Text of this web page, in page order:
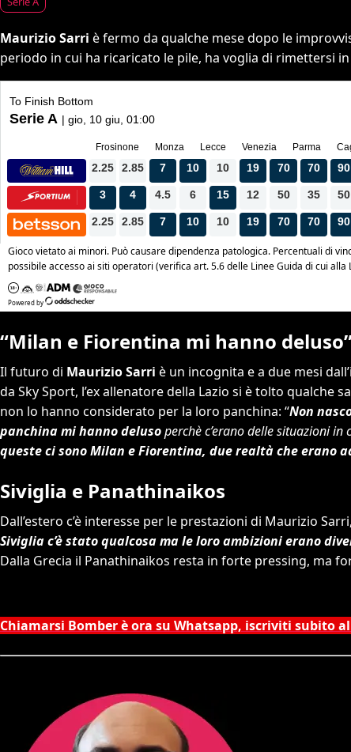
Maurizio Sarri è fermo da qualche mese dopo le
periodo in cui ha ricaricato le pile, ha voglia di rimettersi
“Milan e Fiorentina mi hanno
Il futuro di Maurizio Sarri è un incognita e a due mesi
da Sky Sport, l’ex allenatore della Lazio si è tolto
non lo hanno considerato per la loro panchina: “Non
panchina mi hanno delusoperchè c’erano delle situazioni
queste ci sono Milan e Fiorentina, due realtà che erano
Siviglia e Panathinaikos
Dall’estero c’è interesse per le prestazioni di Maurizio
Siviglia c’è stato qualcosa ma le loro ambizioni erano
Dalla Grecia il Panathinaikos resta in forte pressing, ma
Chiamarsi Bomber è ora su Whatsapp, iscriviti subito al